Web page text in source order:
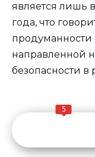
является лишь
года, что
продуманности
направленной
безопасности в
5